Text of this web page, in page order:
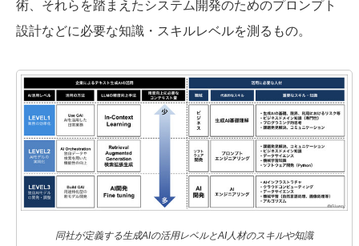
術、それらを踏まえたシステム開発のためのプロンプト
設計などに必要な知識・スキルレベルを測るもの。
同社が定義する生成AIの活用レベルとAI人材のスキルや知識